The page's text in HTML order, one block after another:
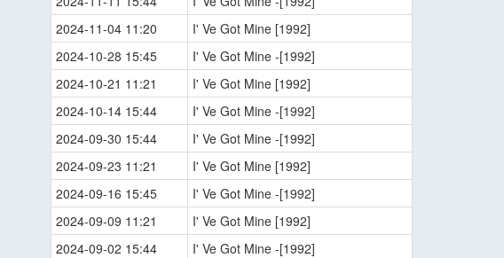
2024-11-04 11:20
I' Ve Got Mine [1992]
2024-10-28 15:45
I' Ve Got Mine -[1992]
2024-10-21 11:21
I' Ve Got Mine [1992]
2024-10-14 15:44
I' Ve Got Mine -[1992]
2024-09-30 15:44
I' Ve Got Mine -[1992]
2024-09-23 11:21
I' Ve Got Mine [1992]
2024-09-16 15:45
I' Ve Got Mine -[1992]
2024-09-09 11:21
I' Ve Got Mine [1992]
2024-09-02 15:44
I' Ve Got Mine -[1992]